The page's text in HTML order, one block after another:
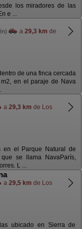
los miradores de las
e ...
a 29,3 km de
de una finca cercada
en el paraje de Nava
a 29,3 km de Los
en el Parque Natural de
se llama NavaParís,
L ...
a 29,5 km de Los
ubicado en Sierra de